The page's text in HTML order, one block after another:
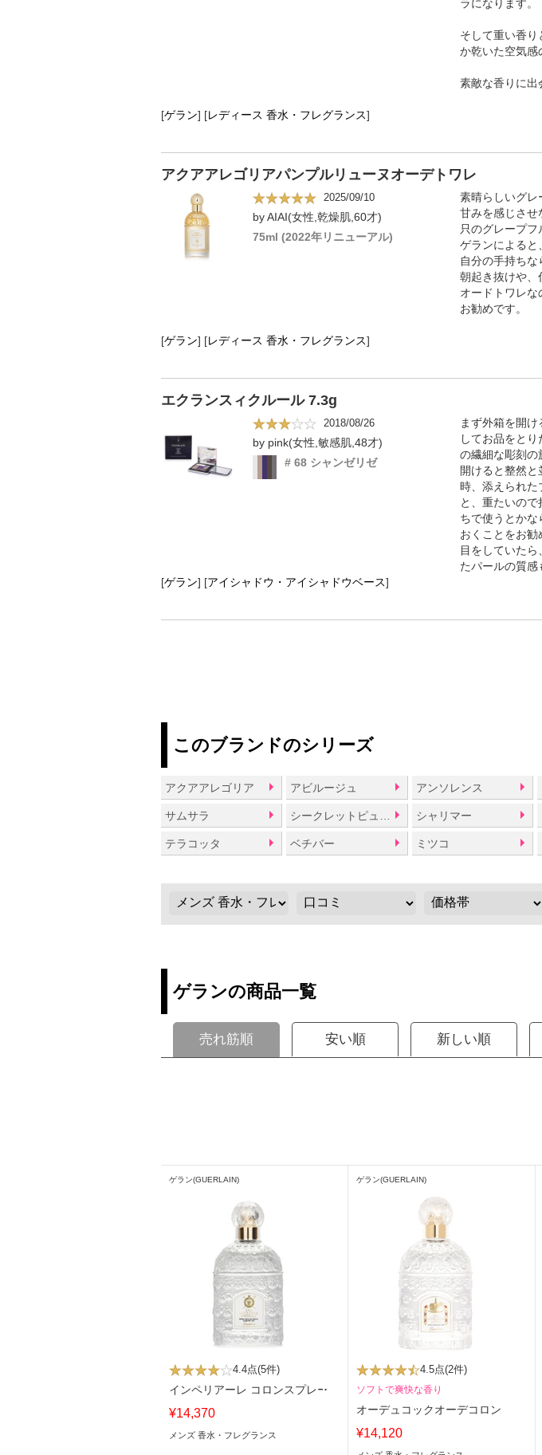
ラになります。
そして重い香
か乾いた空気感
素敵な香りに出
[ゲラン] [レディース 香水・フレグランス]
アクアアレゴリアパンプルリューヌオーデトワレ
2025/09/10
by AIAI(女性,乾燥肌,60才)
75ml (2022年リニューアル)
素晴らしいグレ
甘みを感じさせ
只のグレープフ
ゲランによると
自分の手持ちな
朝起き抜けや、
オードトワレな
お勧めです。
[ゲラン] [レディース 香水・フレグランス]
エクランスィクルール 7.3g
2018/08/26
by pink(女性,敏感肌,48才)
# 68 シャンゼリゼ
まず外箱を開
してお品をと
の繊細な彫刻の
開けると整然
時、添えられた
と、重たいの
ちで使うとか
おくことをお
目をしていた
たパールの質感
[ゲラン] [アイシャドウ・アイシャドウベース]
このブランドのシリーズ
アクアアレゴリア アビルージュ アンソレンス
サムサラ シャリマー
テラコッタ ベチバー ミツコ
ゲランの商品一覧
売れ筋順 安い順 新しい順
ゲラン(GUERLAIN)
4.4点(5件)
インペリアーレ コロンスプレー
¥14,370
メンズ 香水・フレグランス
ゲラン(GUERLAIN)
4.5点(2件)
ソフトで爽快な香り
オーデュコックオーデコロン
¥14,120